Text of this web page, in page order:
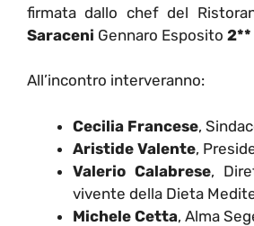
firmata dallo chef del
Saraceni Gennaro Esposito 2**
All’incontro interveranno:
Cecilia Francese,
Aristide Valente,
Valerio Calabrese,
vivente della Dieta
Michele Cetta, Alma